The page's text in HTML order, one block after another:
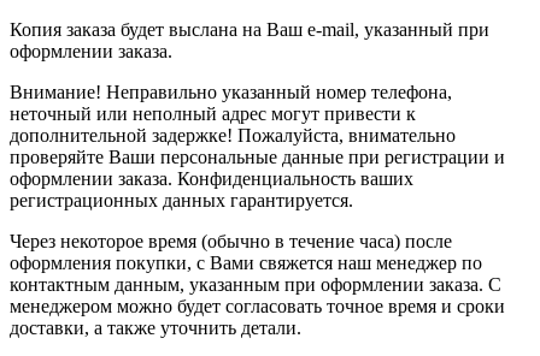
Копия заказа будет выслана на Ваш e-mail, указанный при
оформлении заказа.
Внимание! Неправильно указанный номер телефона,
неточный или неполный адрес могут привести к
дополнительной задержке! Пожалуйста, внимательно
проверяйте Ваши персональные данные при регистрации и
оформлении заказа. Конфиденциальность ваших
регистрационных данных гарантируется.
Через некоторое время (обычно в течение часа) после
оформления покупки, с Вами свяжется наш менеджер по
контактным данным, указанным при оформлении заказа. С
менеджером можно будет согласовать точное время и сроки
доставки, а также уточнить детали.